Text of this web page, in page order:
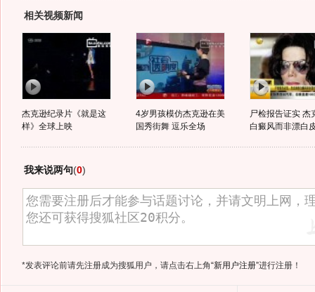
相关视频新闻
杰克逊纪录片《就是这
样》全球上映
4岁男孩模仿杰克逊在美
国秀街舞 逗乐全场
尸检报告证实 杰
白癜风而非漂白
我来说两句(0)
*发表评论前请先注册成为搜狐用户，请点击右上角“新用户注册”进行注册！